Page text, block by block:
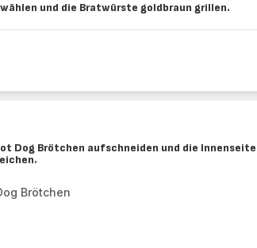
und die Bratwürste goldbraun grillen.
Dog Brötchen aufschneiden und die
Brötchen